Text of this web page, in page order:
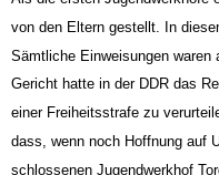
Als die ersten
von den Eltern gestellt. In
Sämtliche Einweisungen
Gericht hatte in der DDR das
einer Freiheitsstrafe zu
dass, wenn noch Hoffnung auf